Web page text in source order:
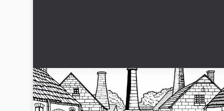
Familien spiser sammen i gården i en
arbejderbolig. Udfyldningsbillede fra den
industrielle revolution gratis